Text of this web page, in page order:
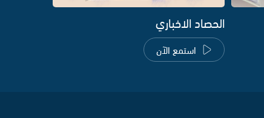
الحصاد الاخباري
استمع الآن